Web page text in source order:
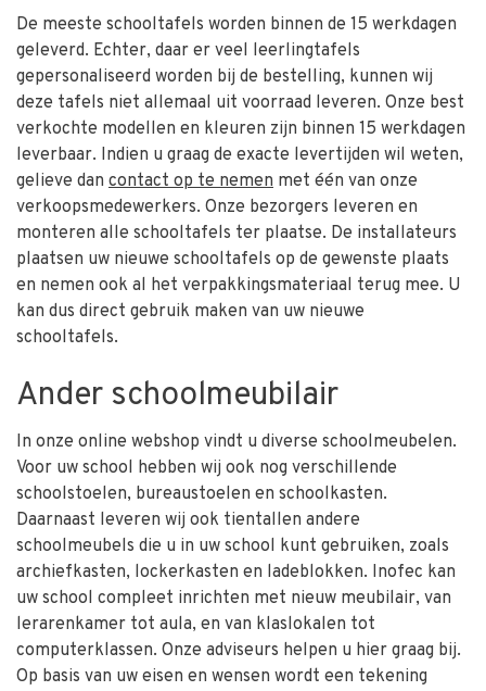
De meeste schooltafels worden binnen de 15 werkdagen
geleverd. Echter, daar er veel leerlingtafels
gepersonaliseerd worden bij de bestelling, kunnen wij
deze tafels niet allemaal uit voorraad leveren. Onze best
verkochte modellen en kleuren zijn binnen 15 werkdagen
leverbaar. Indien u graag de exacte levertijden wil weten,
gelieve dan contact op te nemen met één van onze
verkoopsmedewerkers. Onze bezorgers leveren en
monteren alle schooltafels ter plaatse. De installateurs
plaatsen uw nieuwe schooltafels op de gewenste plaats
en nemen ook al het verpakkingsmateriaal terug mee. U
kan dus direct gebruik maken van uw nieuwe
schooltafels.
Ander schoolmeubilair
In onze online webshop vindt u diverse schoolmeubelen.
Voor uw school hebben wij ook nog verschillende
schoolstoelen, bureaustoelen en schoolkasten.
Daarnaast leveren wij ook tientallen andere
schoolmeubels die u in uw school kunt gebruiken, zoals
archiefkasten, lockerkasten en ladeblokken. Inofec kan
uw school compleet inrichten met nieuw meubilair, van
lerarenkamer tot aula, en van klaslokalen tot
computerklassen. Onze adviseurs helpen u hier graag bij.
Op basis van uw eisen en wensen wordt een tekening